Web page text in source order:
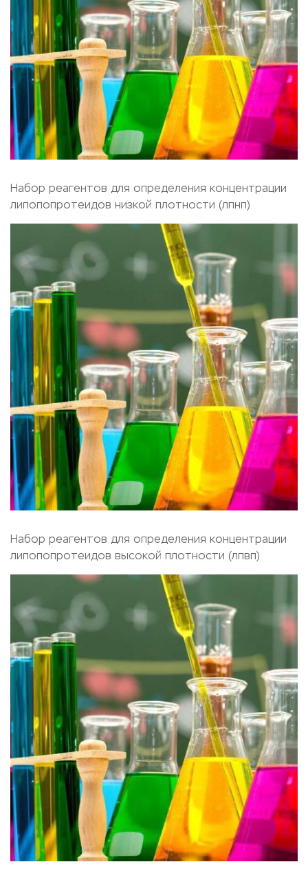
Набор реагентов для определения концентрации
липопопротеидов низкой плотности (лпнп)
Набор реагентов для определения концентрации
липопопротеидов высокой плотности (лпвп)